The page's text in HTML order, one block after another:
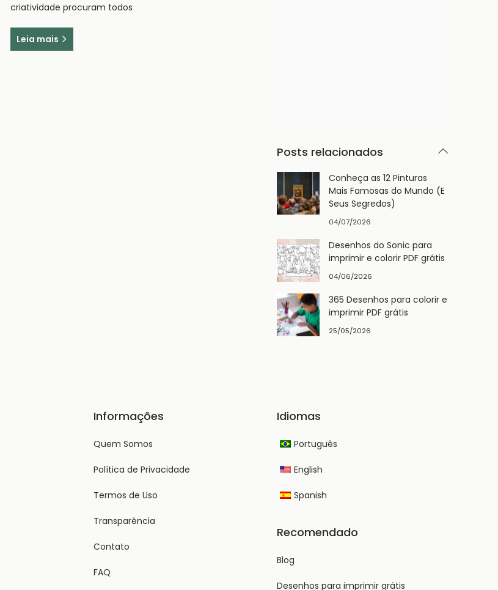
criatividade procuram todos
Leia mais
Posts relacionados
Conheça as 12 Pinturas
Mais Famosas do Mundo (E
Seus Segredos)
04/07/2026
Desenhos do Sonic para
imprimir e colorir PDF grátis
04/06/2026
365 Desenhos para colorir e
imprimir PDF grátis
25/05/2026
Informações
Quem Somos
Política de Privacidade
Termos de Uso
Transparência
Contato
FAQ
Idiomas
Português
English
Spanish
Recomendado
Blog
Desenhos para imprimir grátis